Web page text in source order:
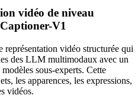
vidéo de niveau
V1
représentation vidéo structurée qui
des LLM multimodaux avec un
sous-experts. Cette
les apparences, les expressions,
vidéos.